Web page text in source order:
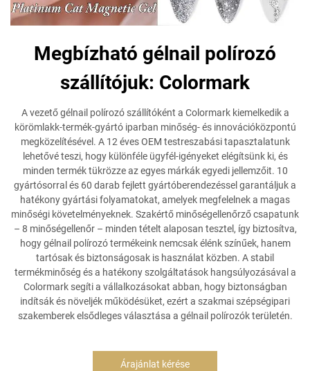
Megbízható gélnail polírozó
szállítójuk: Colormark
A vezető gélnail polírozó szállítóként a Colormark kiemelkedik a
körömlakk-termék-gyártó iparban minőség- és innovációközpontú
megközelítésével. A 12 éves OEM testreszabási tapasztalatunk
lehetővé teszi, hogy különféle ügyfél-igényeket elégítsünk ki, és
minden termék tükrözze az egyes márkák egyedi jellemzőit. 10
gyártósorral és 60 darab fejlett gyártóberendezéssel garantáljuk a
hatékony gyártási folyamatokat, amelyek megfelelnek a magas
minőségi követelményeknek. Szakértő minőségellenőrző csapatunk
– 8 minőségellenőr – minden tételt alaposan tesztel, így biztosítva,
hogy gélnail polírozó termékeink nemcsak élénk színűek, hanem
tartósak és biztonságosak is használat közben. A stabil
termékminőség és a hatékony szolgáltatások hangsúlyozásával a
Colormark segíti a vállalkozásokat abban, hogy biztonságban
indítsák és növeljék működésüket, ezért a szakmai szépségipari
szakemberek elsődleges választása a gélnail polírozók területén.
Árajánlat kérése